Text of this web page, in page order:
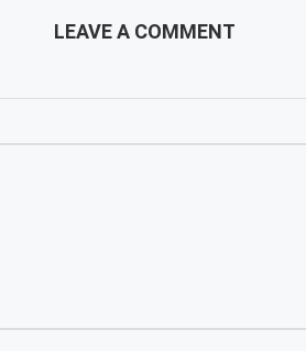
LEAVE A COMMENT